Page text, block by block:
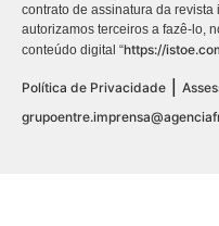
contrato de assinatura da
autorizamos terceiros a fazê-lo,
conteúdo digital “https://
Política de Privacidade